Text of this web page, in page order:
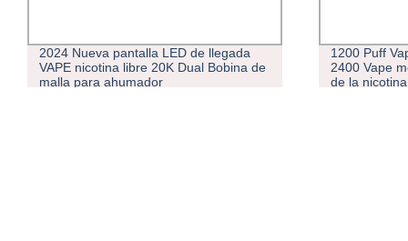
1200 Puff Vapes desechables Max
2400 Vape mejor la venta el 6% de sal
de la nicotina vaporizador
Mejor sobre
Refilable
Aceite